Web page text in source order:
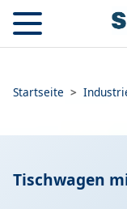
Startseite >
Tischwagen